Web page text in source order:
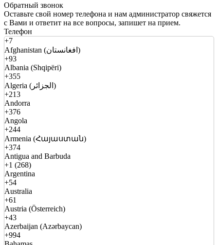
Обратный звонок
Оставьте свой номер телефона и нам администратор свяжется
с Вами и ответит на все вопросы, запишет на прием.
Телефон
+7
Afghanistan (افغانستان)
+93
Albania (Shqipëri)
+355
Algeria (الجزائر)
+213
Andorra
+376
Angola
+244
Armenia (Հայաստան)
+374
Antigua and Barbuda
+1 (268)
Argentina
+54
Australia
+61
Austria (Österreich)
+43
Azerbaijan (Azərbaycan)
+994